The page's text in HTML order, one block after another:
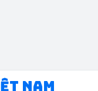
Nam